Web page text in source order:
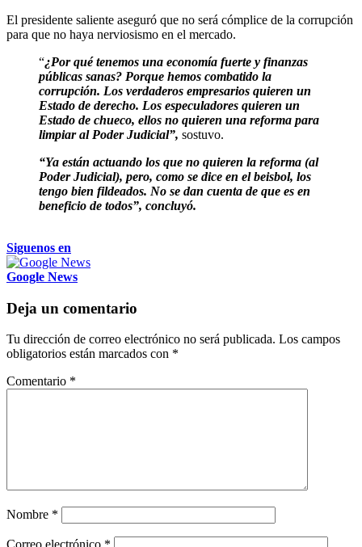
El presidente saliente aseguró que no será cómplice de la corrupción
para que no haya nerviosismo en el mercado.
“¿Por qué tenemos una economía fuerte y finanzas
públicas sanas? Porque hemos combatido la
corrupción. Los verdaderos empresarios quieren un
Estado de derecho. Los especuladores quieren un
Estado de chueco, ellos no quieren una reforma para
limpiar al Poder Judicial”, sostuvo.
“Ya están actuando los que no quieren la reforma (al
Poder Judicial), pero, como se dice en el beisbol, los
tengo bien fildeados. No se dan cuenta de que es en
beneficio de todos”, concluyó.
Siguenos en
Google News
Deja un comentario
Tu dirección de correo electrónico no será publicada. Los campos
obligatorios están marcados con *
Comentario *
Nombre *